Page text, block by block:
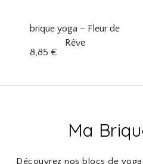
brique yoga – Fleur de
Rêve
8,85 €
Ma
Découvrez nos blocs de